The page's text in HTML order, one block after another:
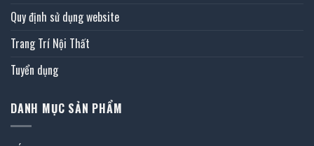
Quy định sử dụng website
Trang Trí Nội Thất
Tuyển dụng
DANH MỤC SẢN PHẨM